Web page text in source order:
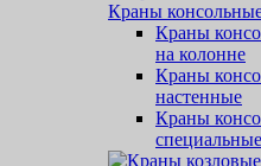
Краны
Краны
на колонне
Краны
настенные
Краны
специальные